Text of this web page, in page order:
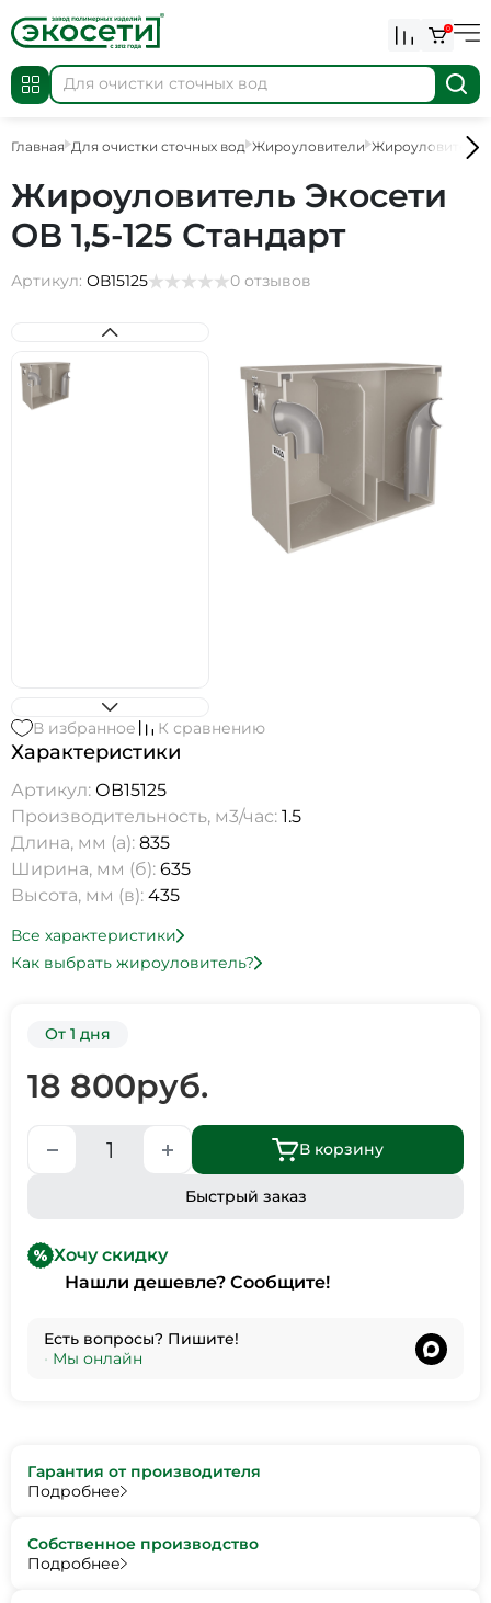
0
Главная Для очистки сточных вод Жироуловители
Жироуловитель Экосети
ОВ 1,5-125 Стандарт
Артикул: ОВ15125 0 отзывов
В избранное К сравнению
Характеристики
Артикул: ОВ15125
Производительность, м3/час: 1.5
Длина, мм (а): 835
Ширина, мм (б): 635
Высота, мм (в): 435
Все характеристики
Как выбрать жироуловитель?
От 1 дня
18 800руб.
В корзину
Быстрый заказ
Хочу скидку
Нашли дешевле? Сообщите!
Есть вопросы? Пишите!
• Мы онлайн
Гарантия от производителя
Подробнее
Собственное производство
Подробнее